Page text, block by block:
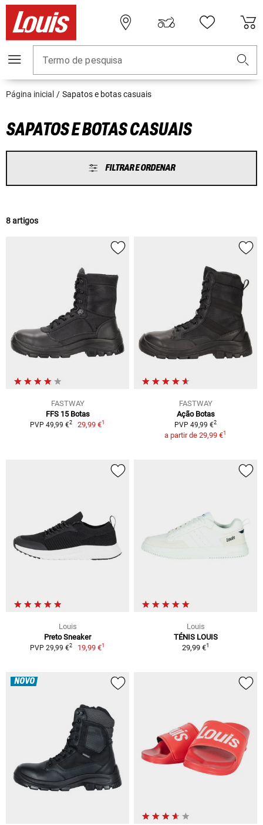
Termo de pesquisa
Página inicial Sapatos e botas casuais
SAPATOS E BOTAS CASUAIS
FILTRAR E ORDENAR
8 artigos
FASTWAY
FFS 15 Botas
PVP 49,99 €2 29,99 €1
FASTWAY
Ação Botas
PVP 49,99 €2
a partir de 29,99 €1
Louis
Preto Sneaker
PVP 29,99 €2 19,99 €1
Louis
TÉNIS LOUIS
29,99 €1
NOVO